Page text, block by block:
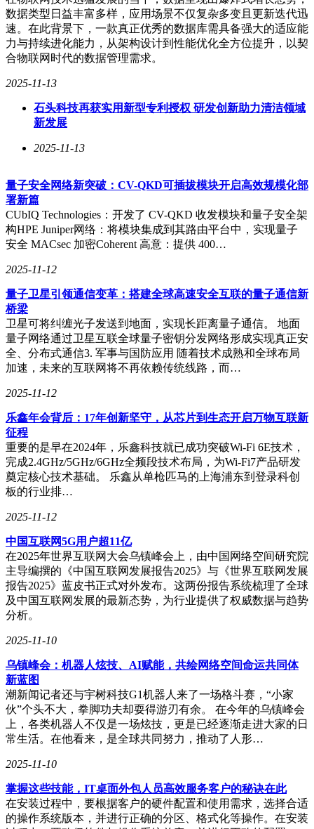
而对于景区管理而言，AI技术的应用则意味着更加科学高效
的决策和管理。通过预测客流量，景区能够动态调整保洁、安
保人员排班，降低人力成本。同时，AI还能分析游客消费数
据，为景区提供可持续发展建议，推动绿色旅游的发展。
然而，智慧景区的智能化升级并非一帆风顺。技术兼容性问
题、数据隐私风险以及人才缺口等问题仍是当前面临的主要挑
战。不同厂商的物联网设备协议不统一，导致数据孤岛现象严
待，以免引发信任危机；既懂AI技术又熟悉旅游业务的复合
尽管面临诸多挑战，但智慧景区的未来发展前景依然广阔。随
着技术的不断进步和应用场景的不断拓展，AI将进一步推动
智慧景区的服务全时段化、体验深度沉浸化以及生态协同化。
游客将享受到更加便捷、个性化、沉浸式的旅游体验，而景区
也将通过智能化升级实现更加高效、可持续的发展。
数据类型日益丰富多样，应用场景不仅复杂多变且更新迭代迅
速。在此背景下，一款真正优秀的数据库需具备强大的适应能
力与持续进化能力，从架构设计到性能优化全方位提升，以契
合物联网时代的数据管理需求。
2025-11-13
石头科技再获实用新型专利授权 研发创新助力清洁领域
新发展
2025-11-13
量子安全网络新突破：CV-QKD可插拔模块开启高效规模化部
署新篇
CUbIQ Technologies：开发了 CV-QKD 收发模块和量子安全架
构HPE Juniper网络：将模块集成到其路由平台中，实现量子
安全 MACsec 加密Coherent 高意：提供 400…
2025-11-12
量子卫星引领通信变革：搭建全球高速安全互联的量子通信新
桥梁
卫星可将纠缠光子发送到地面，实现长距离量子通信。 地面
量子网络通过卫星互联全球量子密钥分发网络形成实现真正安
全、分布式通信3. 军事与国防应用 随着技术成熟和全球布局
加速，未来的互联网将不再依赖传统线路，而…
2025-11-12
乐鑫年会背后：17年创新坚守，从芯片到生态开启万物互联新
征程
重要的是早在2024年，乐鑫科技就已成功突破Wi-Fi 6E技术，
完成2.4GHz/5GHz/6GHz全频段技术布局，为Wi-Fi7产品研发
奠定核心技术基础。 乐鑫从单枪匹马的上海浦东到登录科创
板的行业排…
2025-11-12
中国互联网5G用户超11亿
在2025年世界互联网大会乌镇峰会上，由中国网络空间研究院
主导编撰的《中国互联网发展报告2025》与《世界互联网发展
报告2025》蓝皮书正式对外发布。这两份报告系统梳理了全球
及中国互联网发展的最新态势，为行业提供了权威数据与趋势
分析。
2025-11-10
乌镇峰会：机器人炫技、AI赋能，共绘网络空间命运共同体
新蓝图
潮新闻记者还与宇树科技G1机器人来了一场格斗赛，“小家
伙”个头不大，拳脚功夫却耍得游刃有余。 在今年的乌镇峰会
上，各类机器人不仅是一场炫技，更是已经逐渐走进大家的日
常生活。在他看来，是全球共同努力，推动了人形…
2025-11-10
掌握这些技能，IT桌面外包人员高效服务客户的秘诀在此
在安装过程中，要根据客户的硬件配置和使用需求，选择合适
的操作系统版本，并进行正确的分区、格式化等操作。在安装